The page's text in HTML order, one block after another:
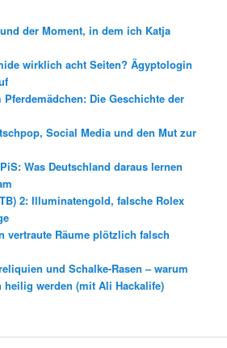
der Moment, in dem ich Katja
wirklich acht Seiten? Ägyptologin
Die Geschichte der
Social Media und den Mut zur
Was Deutschland daraus lernen
2: Illuminatengold, falsche Rolex
vertraute Räume plötzlich falsch
und Schalke-Rasen – warum
heilig werden (mit Ali Hackalife)